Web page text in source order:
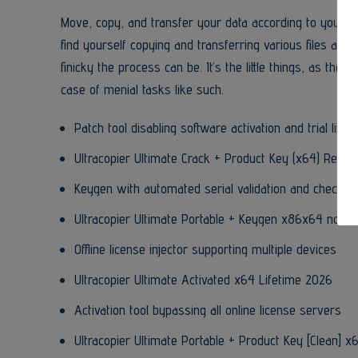
Move, copy, and transfer your data according to your
find yourself copying and transferring various files
finicky the process can be. It’s the little things, as
case of menial tasks like such.
Patch tool disabling software activation and trial
Ultracopier Ultimate Crack + Product Key (x64) Reddit
Keygen with automated serial validation and checksum
Ultracopier Ultimate Portable + Keygen x86x64 no
Offline license injector supporting multiple devices
Ultracopier Ultimate Activated x64 Lifetime 2026
Activation tool bypassing all online license servers
Ultracopier Ultimate Portable + Product Key [Clean]